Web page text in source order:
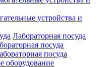
устройства и
Лабораторная посуда
посуда
посуда